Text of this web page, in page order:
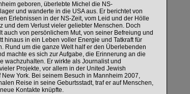
geboren, überlebte Michel die NS-
und wanderte in die USA aus. Er berichtet von
Erlebnissen in der NS-Zeit, vom Leid und der Hölle
und dem Verlust vieler geliebter Menschen. Doch
auch von persönlichem Mut, von seiner Befreiung und
hinaus in ein Leben voller Energie und Tatkraft für
Rund um die ganze Welt half er den Überlebenden
machte es sich zur Aufgabe, die Erinnerung an die
wachzuhalten. Er wirkte als Journalist und
Projekte, vor allem in der United Jewish
New York. Bei seinem Besuch in Mannheim 2007,
Reise in seine Geburtsstadt, traf er auf Menschen,
Kontakte knüpfte.